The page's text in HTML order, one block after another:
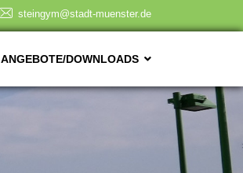
steingym@stadt-muenster.de
ANGEBOTE/DOWNLOADS